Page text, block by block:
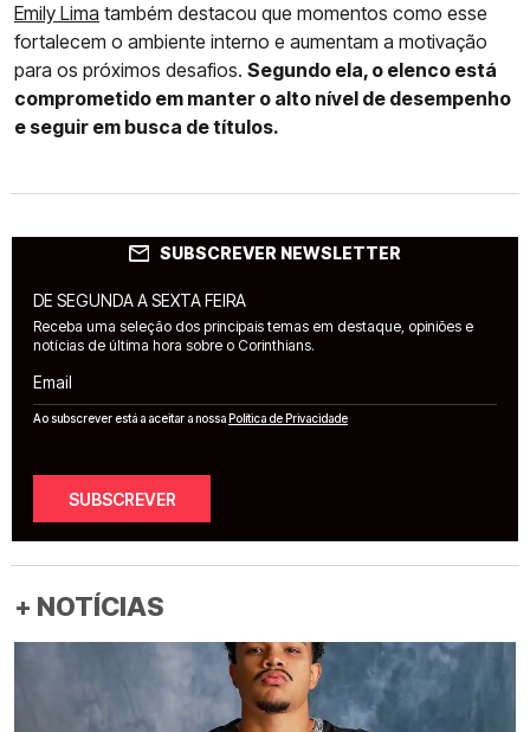
Emily Lima também destacou que momentos como esse
fortalecem o ambiente interno e aumentam a motivação
para os próximos desafios. Segundo ela, o elenco está
comprometido em manter o alto nível de desempenho
e seguir em busca de títulos.
SUBSCREVER NEWSLETTER
DE SEGUNDA A SEXTA FEIRA
Receba uma seleção dos principais temas em destaque, opiniões e
notícias de última hora sobre o Corinthians.
Email
Ao subscrever está a aceitar a nossaPolítica de Privacidade
SUBSCREVER
+ NOTÍCIAS